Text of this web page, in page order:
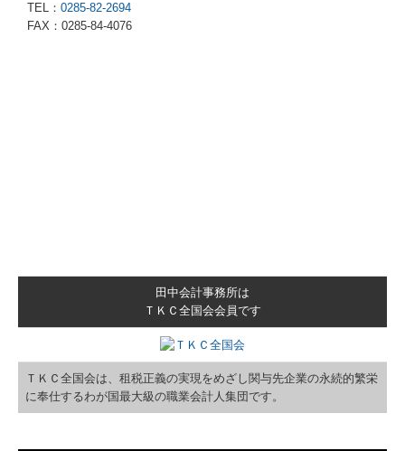
TEL： 0285-82-2694
FAX：0285-84-4076
田中会計事務所は
ＴＫＣ全国会会員です
ＴＫＣ全国会は、租税正義の実現をめざし関与先企業の永続的繁栄
に奉仕するわが国最大級の職業会計人集団です。